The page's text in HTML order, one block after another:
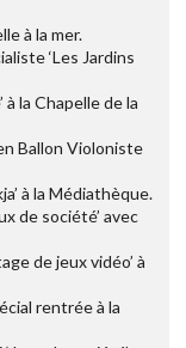
à la mer.
‘Les Jardins
à la Chapelle de la
Ballon Violoniste
à la Médiathèque.
de société’ avec
de jeux vidéo’ à
rentrée à la